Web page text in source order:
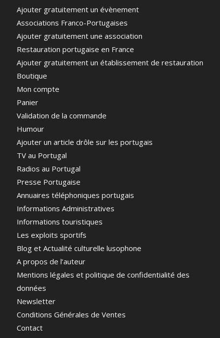
Ajouter gratuitement un évènement
Associations Franco-Portugaises
Ajouter gratuitement une association
Restauration portugaise en France
Ajouter gratuitement un établissement de restauration
Boutique
Mon compte
Panier
Validation de la commande
Humour
Ajouter un article drôle sur les portugais
TV au Portugal
Radios au Portugal
Presse Portugaise
Annuaires téléphoniques portugais
Informations Administratives
Informations touristiques
Les exploits sportifs
Blog et Actualité culturelle lusophone
A propos de l’auteur
Mentions légales et politique de confidentialité des
données
Newsletter
Conditions Générales de Ventes
Contact